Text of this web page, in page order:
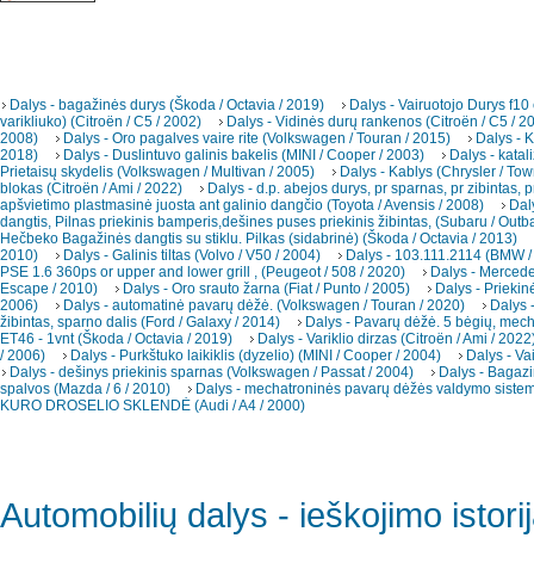
Dalys - bagažinės durys (Škoda / Octavia / 2019)
Dalys - Vairuotojo Durys
varikliuko) (Citroën / C5 / 2002)
Dalys - Vidinės durų rankenos (Citroën / C5 /
2008)
Dalys - Oro pagalves vaire rite (Volkswagen / Touran / 2015)
Dalys -
2018)
Dalys - Duslintuvo galinis bakelis (MINI / Cooper / 2003)
Dalys -
Prietaisų skydelis (Volkswagen / Multivan / 2005)
Dalys - Kablys (Chrysler /
blokas (Citroën / Ami / 2022)
Dalys - d.p. abejos durys, pr sparnas, pr zibintas,
apšvietimo plastmasinė juosta ant galinio dangčio (Toyota / Avensis / 2008)
dangtis, Pilnas priekinis bamperis,dešines puses priekinis žibintas, (Subaru /
Hečbeko Bagažinės dangtis su stiklu. Pilkas (sidabrinė) (Škoda / Octavia / 2013)
2010)
Dalys - Galinis tiltas (Volvo / V50 / 2004)
Dalys - 103.111.2114 (BMW
PSE 1.6 360ps or upper and lower grill , (Peugeot / 508 / 2020)
Dalys -
Escape / 2010)
Dalys - Oro srauto žarna (Fiat / Punto / 2005)
Dalys -
2006)
Dalys - automatinė pavarų dėžė. (Volkswagen / Touran / 2020)
Dalys
žibintas, sparno dalis (Ford / Galaxy / 2014)
Dalys - Pavarų dėžė. 5 bėgių,
ET46 - 1vnt (Škoda / Octavia / 2019)
Dalys - Variklio dirzas (Citroën / Ami /
/ 2006)
Dalys - Purkštuko laikiklis (dyzelio) (MINI / Cooper / 2004)
Dalys -
Dalys - dešinys priekinis sparnas (Volkswagen / Passat / 2004)
Dalys -
spalvos (Mazda / 6 / 2010)
Dalys - mechatroninės pavarų dėžės valdymo
KURO DROSELIO SKLENDĖ (Audi / A4 / 2000)
Automobilių dalys - ieškojimo